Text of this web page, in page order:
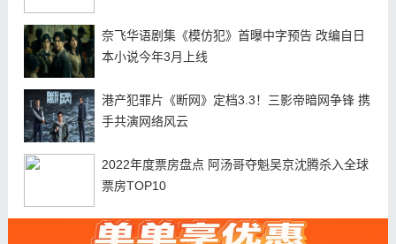
奈飞华语剧集《模仿犯》首曝中字预告 改编自日
本小说今年3月上线
港产犯罪片《断网》定档3.3！三影帝暗网争锋 携
手共演网络风云
2022年度票房盘点 阿汤哥夺魁吴京沈腾杀入全球
票房TOP10